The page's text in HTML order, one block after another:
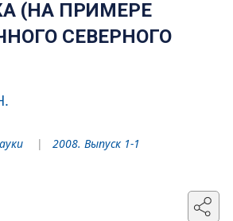
(НА ПРИМЕРЕ
СЕВЕРНОГО
2008. Выпуск 1-1